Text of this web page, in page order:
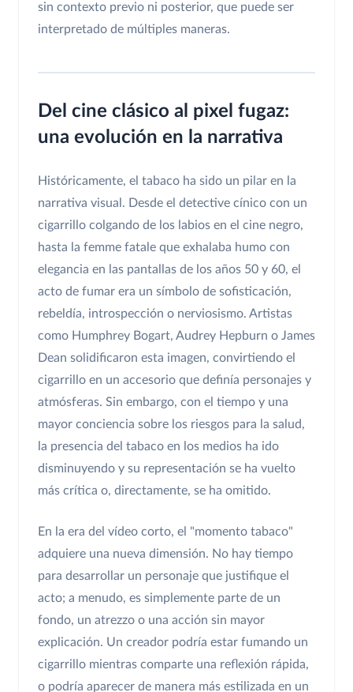
sin contexto previo ni posterior, que puede ser
interpretado de múltiples maneras.
Del cine clásico al pixel fugaz:
una evolución en la narrativa
Históricamente, el tabaco ha sido un pilar en la
narrativa visual. Desde el detective cínico con un
cigarrillo colgando de los labios en el cine negro,
hasta la femme fatale que exhalaba humo con
elegancia en las pantallas de los años 50 y 60, el
acto de fumar era un símbolo de sofisticación,
rebeldía, introspección o nerviosismo. Artistas
como Humphrey Bogart, Audrey Hepburn o James
Dean solidificaron esta imagen, convirtiendo el
cigarrillo en un accesorio que definía personajes y
atmósferas. Sin embargo, con el tiempo y una
mayor conciencia sobre los riesgos para la salud,
la presencia del tabaco en los medios ha ido
disminuyendo y su representación se ha vuelto
más crítica o, directamente, se ha omitido.
En la era del vídeo corto, el "momento tabaco"
adquiere una nueva dimensión. No hay tiempo
para desarrollar un personaje que justifique el
acto; a menudo, es simplemente parte de un
fondo, un atrezzo o una acción sin mayor
explicación. Un creador podría estar fumando un
cigarrillo mientras comparte una reflexión rápida,
o podría aparecer de manera más estilizada en un